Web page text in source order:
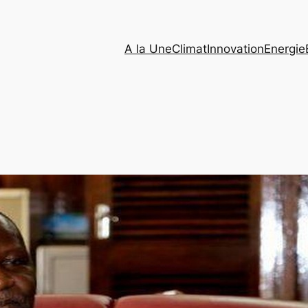
A la UneClimatInnovationEnergie